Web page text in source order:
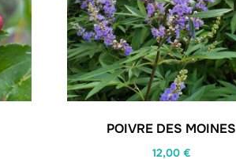
POIVRE DES MOINES
12,00 €